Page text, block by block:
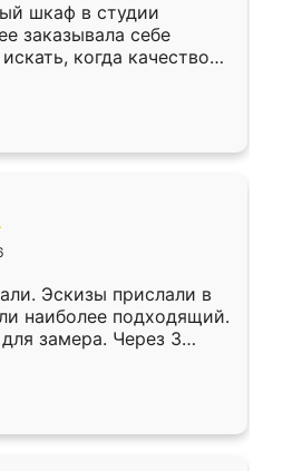
шкаф в студии
заказывала себе
когда качеством
кухня уже почти
нет.
Эскизы прислали в
наиболее подходящий.
замера. Через 3
готова. Остались
Спасибо Ренессанс
работу!